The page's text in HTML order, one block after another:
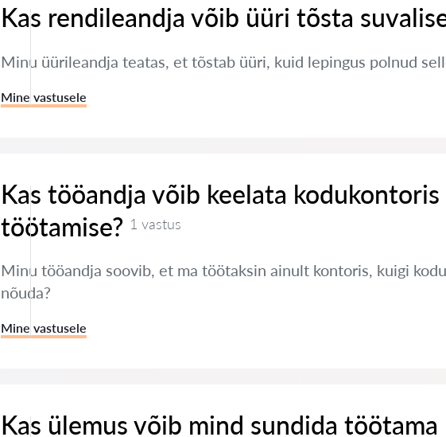
Kas rendileandja võib üüri tõsta
Minu üürileandja teatas, et tõstab üüri, kuid lepingus polnud
Mine vastusele
Kas tööandja võib keelata kodukontoris
töötamise? 1 vastus
Minu tööandja soovib, et ma töötaksin ainult kontoris, kuigi
nõuda?
Mine vastusele
Kas ülemus võib mind sundida töötama